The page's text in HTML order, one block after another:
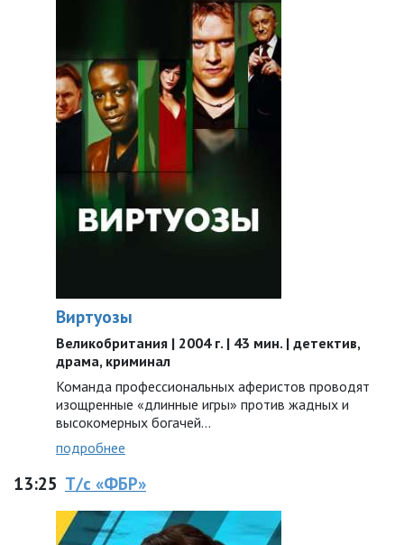
Виртуозы
Великобритания | 2004 г. | 43 мин. | детектив,
драма, криминал
Команда профессиональных аферистов проводят
изощренные «длинные игры» против жадных и
высокомерных богачей…
подробнее
13:25 Т/с «ФБР»